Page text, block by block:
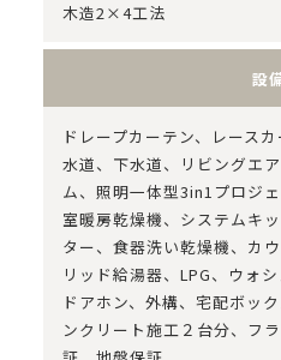
木造2×4工法
設
ドレープカーテン、レース
水道、下水道、リビングエ
ム、照明一体型3in1プロジ
室暖房乾燥機、システムキ
ター、食器洗い乾燥機、カ
リッド給湯器、LPG、ウォ
ドアホン、外構、宅配ボッ
ンクリート施工２台分、フ